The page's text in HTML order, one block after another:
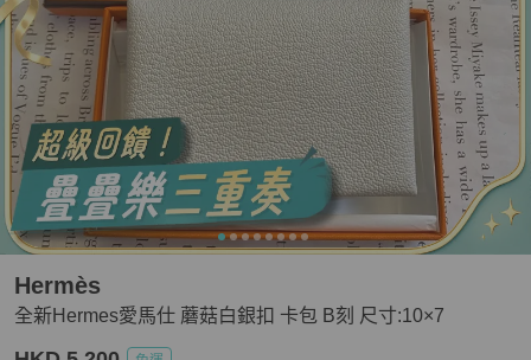
全新Hermes愛馬仕 蘑菇白銀扣 卡包 B刻 尺寸:10×7
Hermès